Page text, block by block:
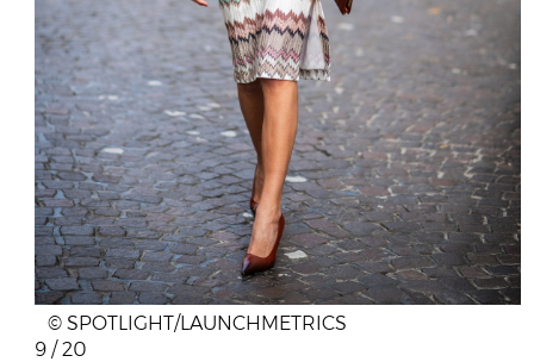
© SPOTLIGHT/LAUNCHMETRICS
9 / 20